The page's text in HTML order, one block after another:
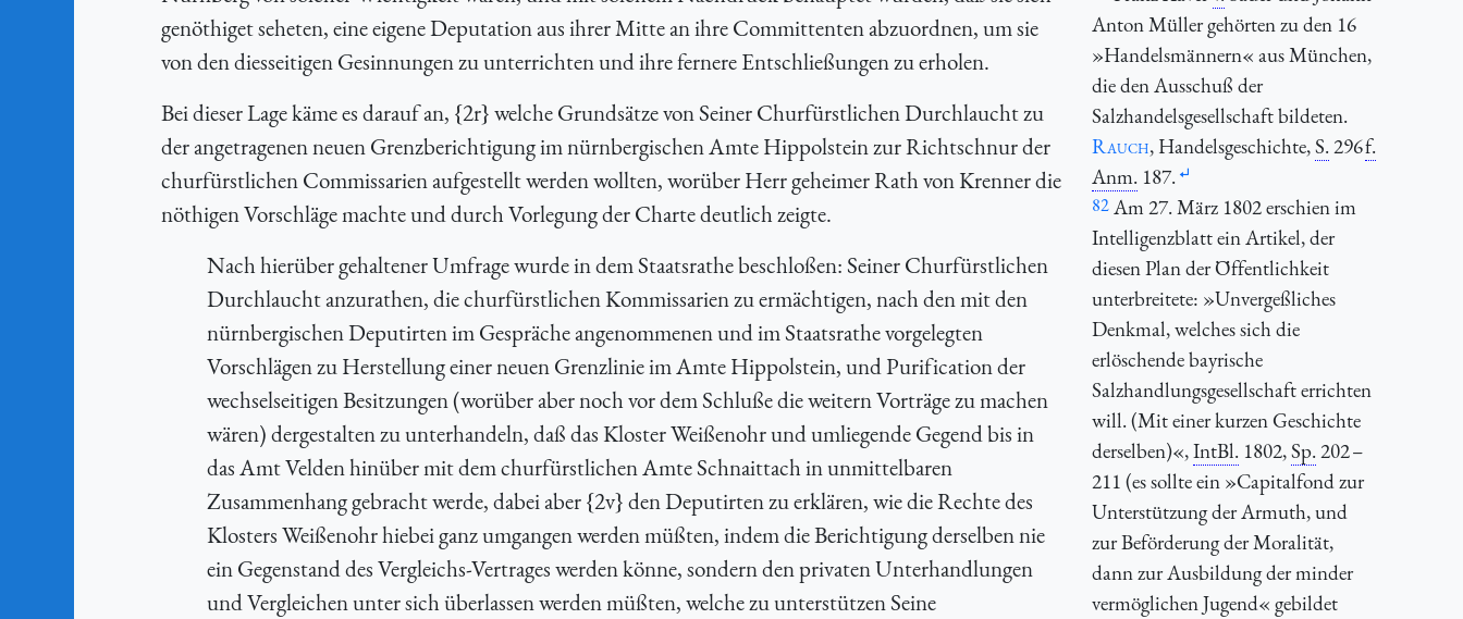
genöthiget seheten, eine eigene Deputation aus ihrer Mitte an ihre Committenten abzuordnen, um sie
von den diesseitigen Gesinnungen zu unterrichten und ihre fernere Entschließungen zu erholen.
Bei dieser Lage käme es darauf an, {2r} welche Grundsätze von Seiner Churfürstlichen Durchlaucht zu
der angetragenen neuen Grenzberichtigung im nürnbergischen Amte Hippolstein zur Richtschnur der
churfürstlichen Commissarien aufgestellt werden wollten, worüber Herr geheimer Rath von Krenner die
nöthigen Vorschläge machte und durch Vorlegung der Charte deutlich zeigte.
Nach hierüber gehaltener Umfrage wurde in dem Staatsrathe beschloßen: Seiner Churfürstlichen
Durchlaucht anzurathen, die churfürstlichen Kommissarien zu ermächtigen, nach den mit den
nürnbergischen Deputirten im Gespräche angenommenen und im Staatsrathe vorgelegten
Vorschlägen zu Herstellung einer neuen Grenzlinie im Amte Hippolstein, und Purification der
wechselseitigen Besitzungen (worüber aber noch vor dem Schluße die weitern Vorträge zu machen
wären) dergestalten zu unterhandeln, daß das Kloster Weißenohr und umliegende Gegend bis in
das Amt Velden hinüber mit dem churfürstlichen Amte Schnaittach in unmittelbaren
Zusammenhang gebracht werde, dabei aber {2v} den Deputirten zu erklären, wie die Rechte des
Klosters Weißenohr hiebei ganz umgangen werden müßten, indem die Berichtigung derselben nie
ein Gegenstand des Vergleichs-Vertrages werden könne, sondern den privaten Unterhandlungen
und Vergleichen unter sich überlassen werden müßten, welche zu unterstützen Seine
Anton Müller gehörten zu den 16
»Handelsmännern« aus München,
die den Ausschuß der
Salzhandelsgesellschaft bildeten.
Rauch, Handelsgeschichte,S.296f.
Anm. 187.
82Am 27. März 1802 erschien im
Intelligenzblatt ein Artikel, der
diesen Plan der Öffentlichkeit
unterbreitete: »Unvergeßliches
Denkmal, welches sich die
erlöschende bayrische
Salzhandlungsgesellschaft errichten
will. (Mit einer kurzen Geschichte
derselben)«,IntBl. 1802,Sp.202 –
211 (es sollte ein »Capitalfond zur
Unterstützung der Armuth, und
zur Beförderung der Moralität,
dann zur Ausbildung der minder
vermöglichen Jugend« gebildet